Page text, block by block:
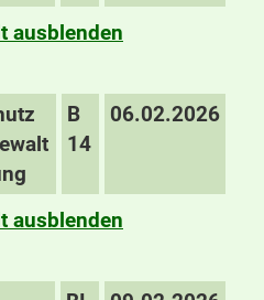
ausblenden
B
14
06.02.2026
ausblenden